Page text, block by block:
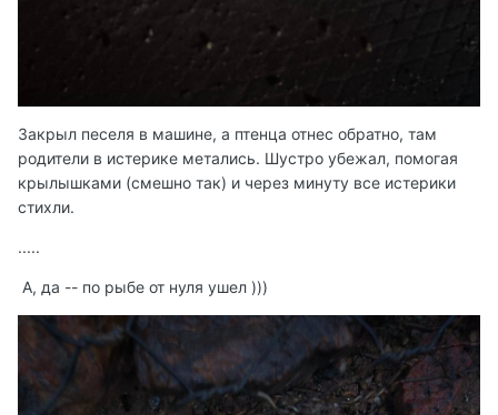
Закрыл песеля в машине, а птенца отнес обратно, там
родители в истерике метались. Шустро убежал, помогая
крылышками (смешно так) и через минуту все истерики
стихли.
.....
А, да -- по рыбе от нуля ушел )))